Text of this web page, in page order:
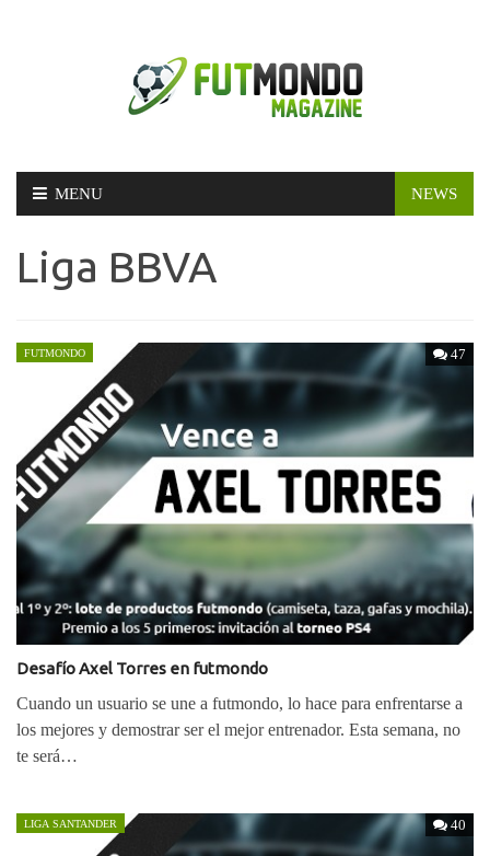
Skip
MENU NEWS
Liga BBVA
47
FUTMONDO
Desafío Axel Torres en futmondo
Cuando un usuario se une a futmondo, lo hace para enfrentarse a
los mejores y demostrar ser el mejor entrenador. Esta semana, no
te será…
40
LIGA SANTANDER